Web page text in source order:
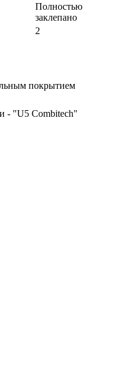
Полностью
заклепано
2
покрытием
- "U5 Combitech"